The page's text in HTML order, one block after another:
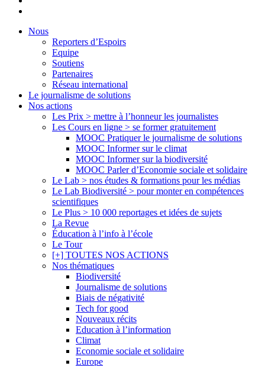
Close
Nous
Reporters d’Espoirs
Equipe
Soutiens
Partenaires
Réseau international
Le journalisme de solutions
Nos actions
Les Prix > mettre à l’honneur les journalistes
Les Cours en ligne > se former gratuitement
MOOC Pratiquer le journalisme de solutions
MOOC Informer sur le climat
MOOC Informer sur la biodiversité
MOOC Parler d’Economie sociale et solidaire
Le Lab > nos études & formations pour les médias
Le Lab Biodiversité > pour monter en compétences
scientifiques
Le Plus > 10 000 reportages et idées de sujets
La Revue
Éducation à l’info à l’école
Le Tour
[+] TOUTES NOS ACTIONS
Nos thématiques
Biodiversité
Journalisme de solutions
Biais de négativité
Tech for good
Nouveaux récits
Education à l’information
Climat
Economie sociale et solidaire
Europe